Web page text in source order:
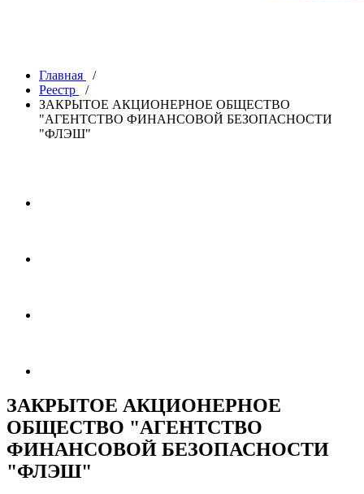
Главная
/
Реестр
/
ЗАКРЫТОЕ АКЦИОНЕРНОЕ ОБЩЕСТВО
"АГЕНТСТВО ФИНАНСОВОЙ БЕЗОПАСНОСТИ
"ФЛЭШ"
ЗАКРЫТОЕ АКЦИОНЕРНОЕ
ОБЩЕСТВО "АГЕНТСТВО
ФИНАНСОВОЙ БЕЗОПАСНОСТИ
"ФЛЭШ"